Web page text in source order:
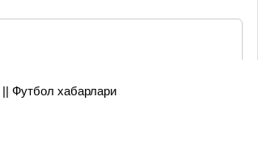
|| Футбол хабарлари